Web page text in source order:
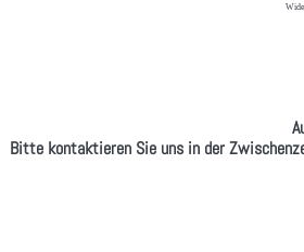
Bitte kontaktieren Sie uns in der